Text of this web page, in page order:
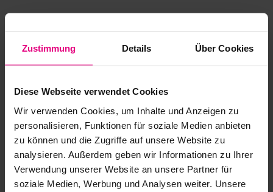
Zustimmung Details Über Cookies
Diese Webseite verwendet Cookies
Wir verwenden Cookies, um Inhalte und Anzeigen zu
personalisieren, Funktionen für soziale Medien anbieten
zu können und die Zugriffe auf unsere Website zu
analysieren. Außerdem geben wir Informationen zu Ihrer
Verwendung unserer Website an unsere Partner für
soziale Medien, Werbung und Analysen weiter. Unsere
Application error: a client-side exception has occurred
loading www.kurzwego.de (see the browser console for more